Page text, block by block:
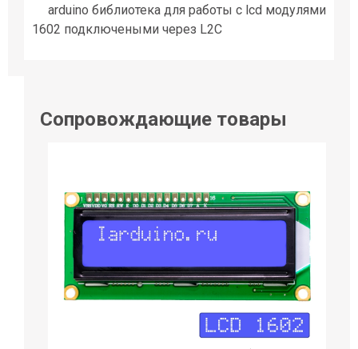
arduino библиотека для работы с lcd модулями
1602 подключеными через L2C
Сопровождающие товары